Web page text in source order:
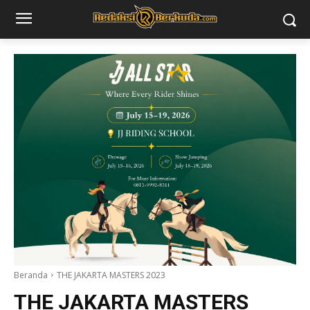
Beranda THE JAKARTA MASTERS 2023
THE JAKARTA MASTERS